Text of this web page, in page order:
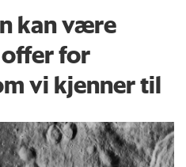
kan være
for
vi kjenner til